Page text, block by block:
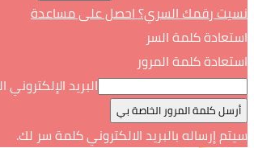
نسيت رقمك السري؟ احصل على مساعدة
استعادة كلمة السر
استعادة كلمة المرور
البريد
سيتم إرساله بالبريد الالكتروني كلمة سر لك.